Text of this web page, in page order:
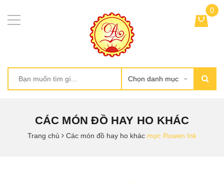
Chọn danh mục
0
CÁC MÓN ĐỒ HAY HO KHÁC
Trang chủ Các món đồ hay ho khác mực Ruwen Ink